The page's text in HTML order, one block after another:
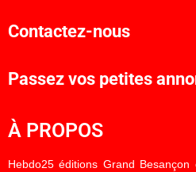
Contactez-nous
Passez vos petites
À PROPOS
Hebdo25 éditions Grand Besançon